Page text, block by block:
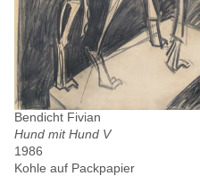
Bendicht Fivian
Hund mit Hund V
1986
Kohle auf Packpapier